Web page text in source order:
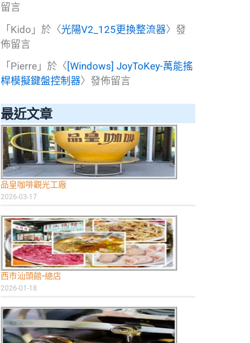
留言
「 Kido 」於〈光陽V2_125更換整流器〉發
佈留言
「 Pierre 」於〈 [Windows] JoyToKey-萬能搖
桿模擬鍵盤控制器〉發佈留言
最近文章
品皇咖啡觀光工廠
2026-03-17
西市汕頭館-總店
2026-01-18